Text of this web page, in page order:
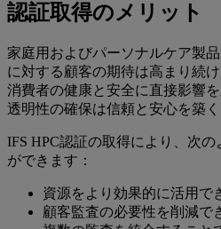
認証取得のメリット
家庭用およびパーソナルケア製
に対する顧客の期待は高まり続
消費者の健康と安全に直接影響
透明性の確保は信頼と安心を築く
IFS HPC認証の取得により、次
ができます：
資源をより効果的に活用で
顧客監査の必要性を削減で